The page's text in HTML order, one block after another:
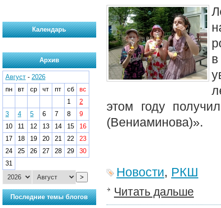
этом году
(Вениаминова)».
Новости, РКШ
Читать дальше
Календарь
Архив
Август - 2026
пн
вт ср чт пт сб
вс
1
2
3
4 5 6 7 8
9
10
11 12 13 14 15
16
17
18 19 20 21 22
23
24
25 26 27 28 29
30
31
>
Последние темы блогов